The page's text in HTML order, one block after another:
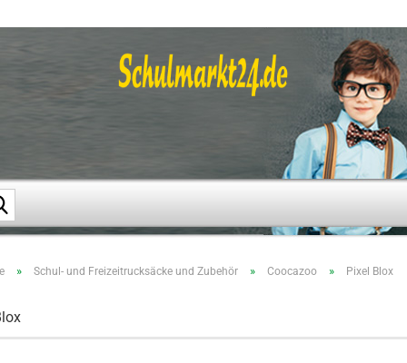
» Schul- und Freizeitrucksäcke und Zubehör » Coocazoo » Pixel Blox